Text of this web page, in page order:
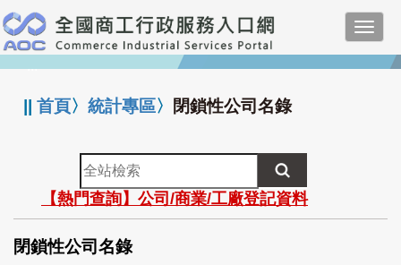
跳
到
主
要
:::
||首頁〉統計專區〉 閉鎖性公司名錄
全
站
檢
索
【熱門查詢】公司/商業/工廠登記資料
閉鎖性公司名錄